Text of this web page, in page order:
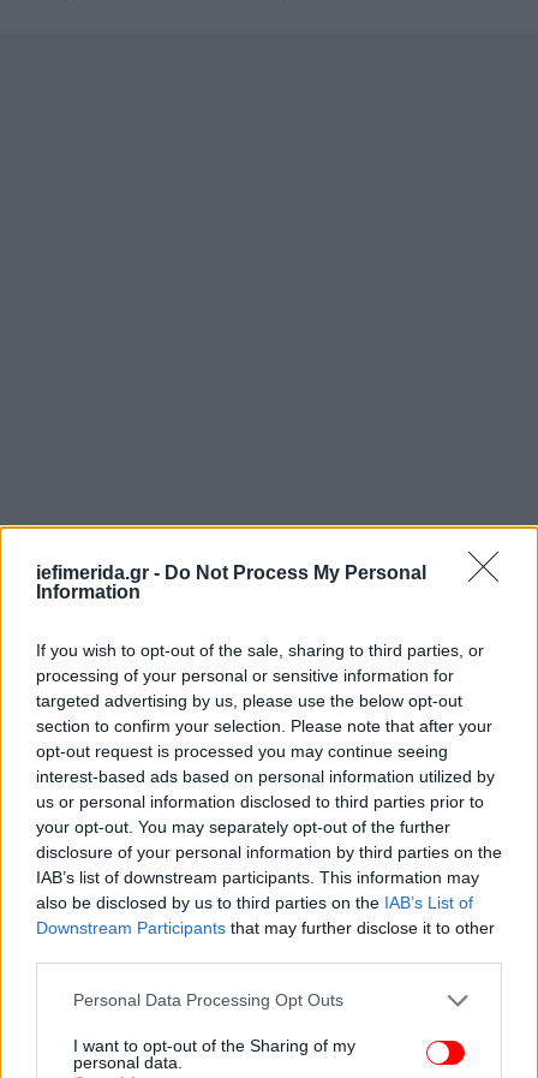
iefimerida.gr - Do Not Process My Personal
Information
If you wish to opt-out of the sale, sharing to third parties, or
processing of your personal or sensitive information for
targeted advertising by us, please use the below opt-out
section to confirm your selection. Please note that after your
opt-out request is processed you may continue seeing
interest-based ads based on personal information utilized by
us or personal information disclosed to third parties prior to
your opt-out. You may separately opt-out of the further
disclosure of your personal information by third parties on the
IAB’s list of downstream participants. This information may
also be disclosed by us to third parties on the IAB’s List of
Downstream Participants that may further disclose it to other
Please note that this website/app uses one or more Google
not limited to your visit or usage behaviour. You may click to
grant or deny consent to Google and its third-party tags to
Personal Data Processing Opt Outs
I want to opt-out of the Sharing of my
personal data.
Εκεί, ο Τουρέ θα συναντήσει και δύο γνώριμους του
αρκετά καλά και προέρχεται από σεζόν με 12 γκολ,
αλλά και τον... υιό Βλάντιμιρ Βάις, που πριν πολλά
χρόνια αγωνιζόταν στον Ολυμπιακό.